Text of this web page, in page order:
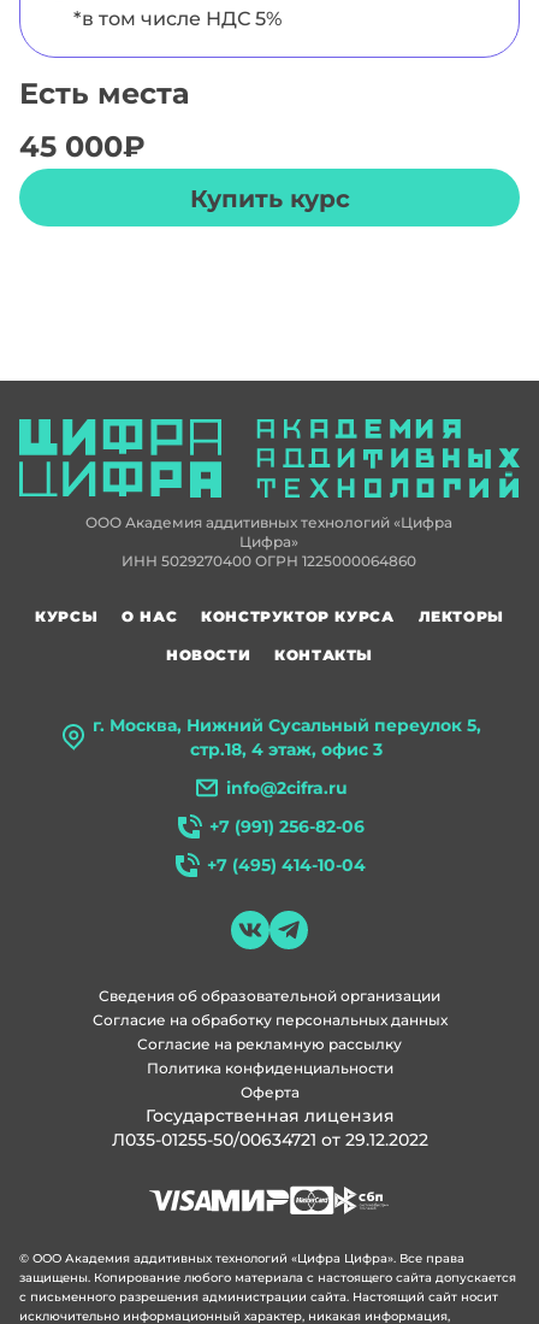
*в том числе НДС 5%
Есть места
45 000₽
Купить курс
ООО Академия аддитивных технологий «Цифра
Цифра»
ИНН 5029270400 ОГРН 1225000064860
г. Москва, Нижний Сусальный переулок 5,
стр.18, 4 этаж, офис 3
info@2cifra.ru
+7 (991) 256-82-06
+7 (495) 414-10-04
КУРСЫ О НАС КОНСТРУКТОР КУРСА
ЛЕКТОРЫ
НОВОСТИ
КОНТАКТЫ
Политика конфиденциальности
Согласие на рекламную рассылку
Согласие на обработку персональных данных
Сведения об образовательной организации
Оферта
Государственная лицензия
Л035-01255-50/00634721 от 29.12.2022
© ООО Академия аддитивных технологий «Цифра Цифра». Все права
защищены. Копирование любого материала с настоящего сайта допускается
с письменного разрешения администрации сайта. Настоящий сайт носит
исключительно информационный характер, никакая информация,